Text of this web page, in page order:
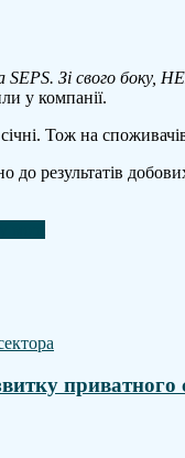
Зі свого боку,
у компанії.
Тож на
результатів
приватного